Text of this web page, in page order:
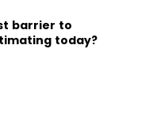
barrier to
today?